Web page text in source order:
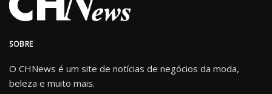
SOBRE
O CHNews é um site de notícias de negócios da moda,
beleza e muito mais.